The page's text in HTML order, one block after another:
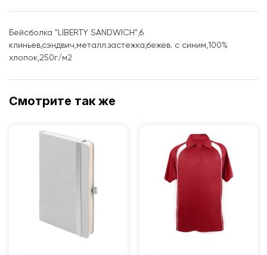
Бейсболка "LIBERTY SANDWICH",6
клиньев,сэндвич,металл.застежка,бежев. с синим,100%
хлопок,250г/м2
Смотрите так же